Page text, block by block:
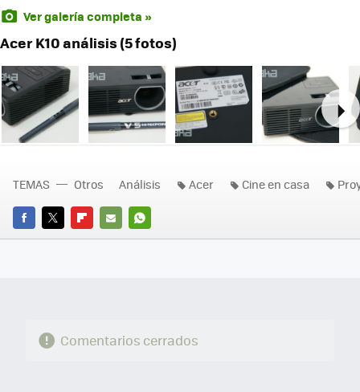
Ver galería completa »
Acer K10 análisis (5 fotos)
FACEBOOK
TWITTERFLIPBOARD
E-
WHATSAPP
TEMAS Otros Análisis Acer Cine en casa
Comentarios cerrados